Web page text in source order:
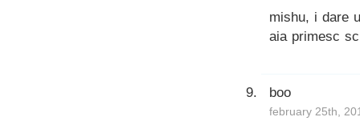
mishu, i dare
aia primesc
boo
february 25th,